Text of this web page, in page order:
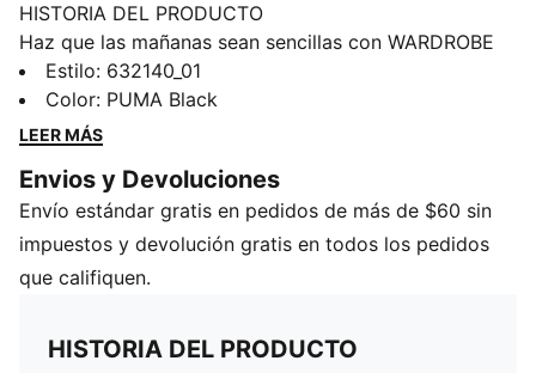
HISTORIA DEL PRODUCTO
Haz que las mañanas sean sencillas con WARDROBE
Essentials de PUMA. Estas son tus prendas
imprescindibles para los días ajetreados. Combinando
un estilo retro con un toque moderno, estas prendas
impecable, sin importar a dónde te lleve el día.
CARACTERÍSTICAS Y BENEFICIOS
Producto fabricado con al menos un 20% de algodón
reciclado
Manga corta
Estilo: 632140_01
Color: PUMA Black
LEER MÁS
Envios y Devoluciones
Envío estándar gratis en pedidos de más de $60 sin
impuestos y devolución gratis en todos los pedidos
que califiquen.
HISTORIA DEL PRODUCTO